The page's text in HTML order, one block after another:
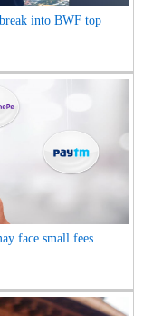
into BWF top
face small fees